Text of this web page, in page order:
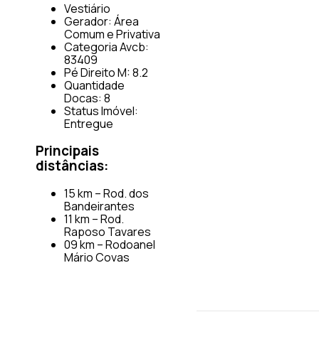
Vestiário
Gerador: Área
Comum e Privativa
Categoria Avcb:
83409
Pé Direito M: 8.2
Quantidade
Docas: 8
Status Imóvel:
Entregue
Principais
distâncias:
15 km – Rod. dos
Bandeirantes
11 km – Rod.
Raposo Tavares
09 km – Rodoanel
Mário Covas